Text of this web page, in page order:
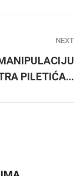
NEXT
PILETIĆA…